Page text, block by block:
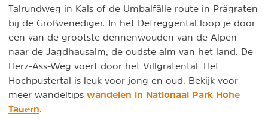
Talrundweg in Kals of de Umbalfälle route in Prägraten
bij de Großvenediger. In het Defreggental loop je door
een van de grootste dennenwouden van de Alpen
naar de Jagdhausalm, de oudste alm van het land. De
Herz-Ass-Weg voert door het Villgratental. Het
Hochpustertal is leuk voor jong en oud. Bekijk voor
meer wandeltips wandelen in Nationaal Park Hohe
Tauern.